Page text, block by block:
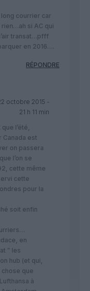
courrier car
rien…ah si AC qui
transat…pfff
en 2016….
RÉPONDRE
octobre 2015 -
21 h 11 min
l’été,
Canada est
on passera
l’on se
cette même
cette
pour la
soit enfin
en
” les
hub (et qui,
que
à